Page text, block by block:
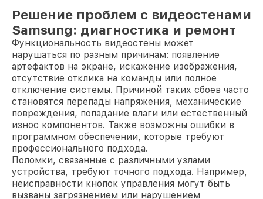
Решение проблем с видеостенами
Samsung: диагностика и ремонт
Функциональность видеостены может
нарушаться по разным причинам: появление
артефактов на экране, искажение изображения,
отсутствие отклика на команды или полное
отключение системы. Причиной таких сбоев часто
становятся перепады напряжения, механические
повреждения, попадание влаги или естественный
износ компонентов. Также возможны ошибки в
программном обеспечении, которые требуют
профессионального подхода.
Поломки, связанные с различными узлами
устройства, требуют точного подхода. Например,
неисправности кнопок управления могут быть
вызваны загрязнением или нарушением